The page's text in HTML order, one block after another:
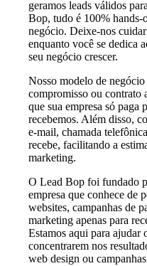
geramos leads válidos
Bop, tudo é 100%
negócio. Deixe-nos
enquanto você se dedica
seu negócio crescer.
Nosso modelo de
compromisso ou contrato
que sua empresa só paga
recebemos. Além disso,
e-mail, chamada
recebe, facilitando a
marketing.
O Lead Bop foi fundado
empresa que conhece de
websites, campanhas de
marketing apenas para
Estamos aqui para ajudar
concentrarem nos
web design ou